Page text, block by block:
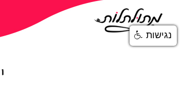
נגישות